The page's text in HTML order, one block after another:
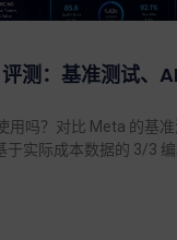
测：基准测试、
用吗？对比 Meta 的基准
于实际成本数据的 3/3